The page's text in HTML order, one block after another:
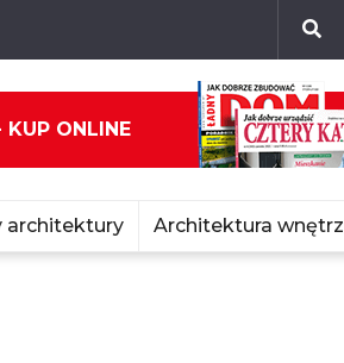
KUP ONLINE
architektury Architektura wnętrz